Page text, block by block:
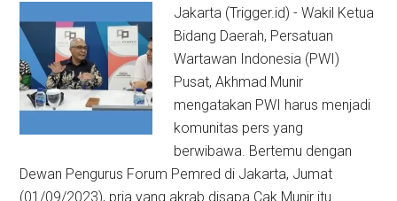
Jakarta (Trigger.id) - Wakil Ketua
Bidang Daerah, Persatuan
Wartawan Indonesia (PWI)
Pusat, Akhmad Munir
mengatakan PWI harus menjadi
komunitas pers yang
berwibawa. Bertemu dengan
Dewan Pengurus Forum Pemred di Jakarta, Jumat
(01/09/2023), pria yang akrab disapa Cak Munir itu